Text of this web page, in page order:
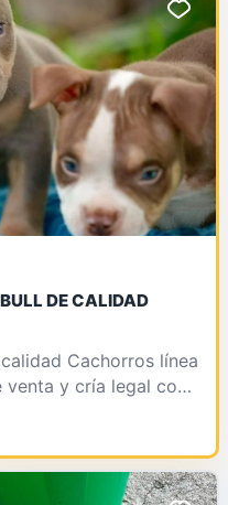
DE CALIDAD
Cachorros línea
venta y cría legal con